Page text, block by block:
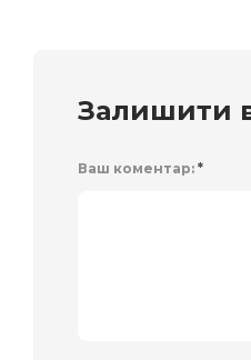
Залишити
Ваш коментар: *